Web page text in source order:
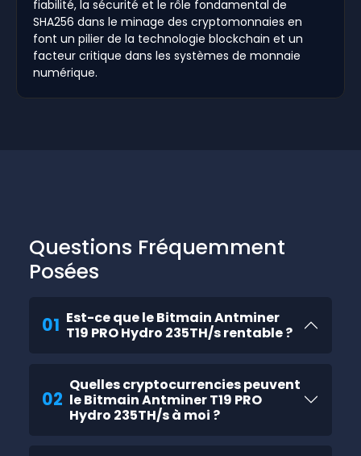
fiabilité, la sécurité et le rôle fondamental de
SHA256 dans le minage des cryptomonnaies en
font un pilier de la technologie blockchain et un
facteur critique dans les systèmes de monnaie
numérique.
Questions Fréquemment
Posées
01 Est-ce que le Bitmain Antminer
T19 PRO Hydro 235TH/s rentable ?
02
Quelles cryptocurrencies peuvent
le Bitmain Antminer T19 PRO
Hydro 235TH/s à moi ?